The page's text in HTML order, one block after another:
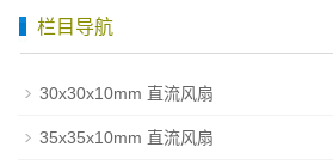
栏目导航
30x30x10mm 直流风扇
35x35x10mm 直流风扇